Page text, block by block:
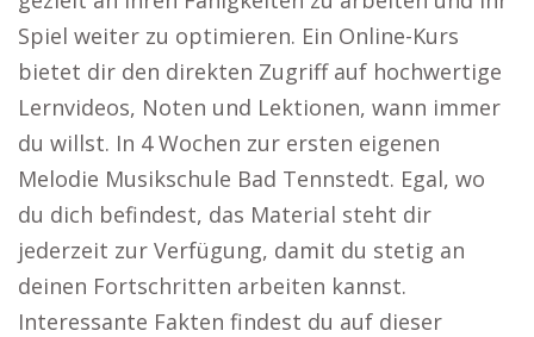
Spiel weiter zu optimieren. Ein Online-Kurs
bietet dir den direkten Zugriff auf hochwertige
Lernvideos, Noten und Lektionen, wann immer
du willst. In 4 Wochen zur ersten eigenen
Melodie Musikschule Bad Tennstedt. Egal, wo
du dich befindest, das Material steht dir
jederzeit zur Verfügung, damit du stetig an
deinen Fortschritten arbeiten kannst.
Interessante Fakten findest du auf dieser